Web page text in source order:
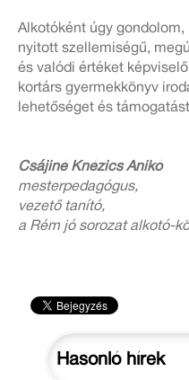
Alkotóként úgy gondolom,
nyitott szellemiségű,
és valódi értéket
kortárs gyermekkönyv
lehetőséget és
Csájiné Knézics Anikó
mesterpedagógus,
vezető tanító,
a Rém jó sorozat alkotó-
Hasonló hírek